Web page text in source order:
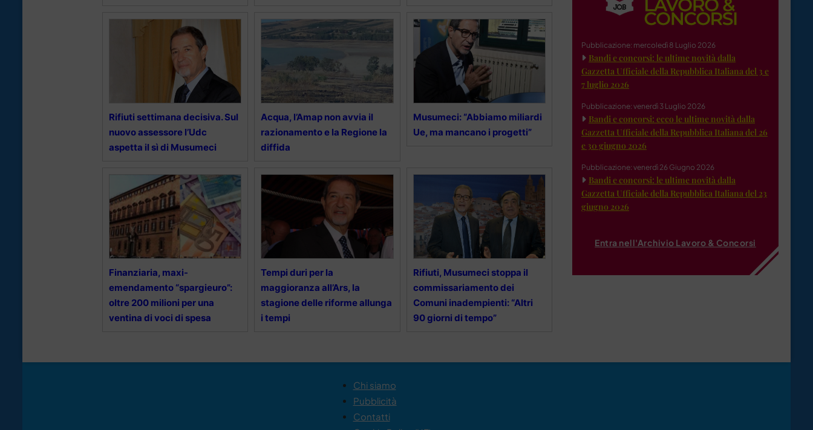
Rifiuti settimana decisiva. Sul
nuovo assessore l’Udc
aspetta il sì di Musumeci
Acqua, l’Amap non avvia il
razionamento e la Regione la
diffida
Musumeci: “Abbiamo miliardi
Ue, ma mancano i progetti”
Finanziaria, maxi-
emendamento “spargieuro”:
oltre 200 milioni per una
ventina di voci di spesa
Tempi duri per la
maggioranza all’Ars, la
stagione delle riforme allunga
i tempi
Rifiuti, Musumeci stoppa il
commissariamento dei
Comuni inadempienti: “Altri
90 giorni di tempo”
Pubblicazione: mercoledì 8 Luglio 2026
Bandi e concorsi: le ultime novità dalla
Gazzetta Ufficiale della Repubblica Italiana del 3 e
7 luglio 2026
Pubblicazione: venerdì 3 Luglio 2026
Bandi e concorsi: ecco le ultime novità dalla
Gazzetta Ufficiale della Repubblica Italiana del 26
e 30 giugno 2026
Pubblicazione: venerdì 26 Giugno 2026
Bandi e concorsi: le ultime novità dalla
Gazzetta Ufficiale della Repubblica Italiana del 23
giugno 2026
Entra nell'Archivio Lavoro & Concorsi
Chi siamo
Pubblicità
Contatti